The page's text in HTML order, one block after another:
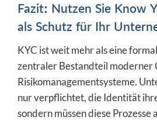
Fazit: Nutzen Sie Know
als Schutz für Ihr
KYC ist weit mehr als eine
zentraler Bestandteil moderner
Risikomanagementsysteme.
nur verpflichtet, die Identität
sondern müssen diese Prozesse